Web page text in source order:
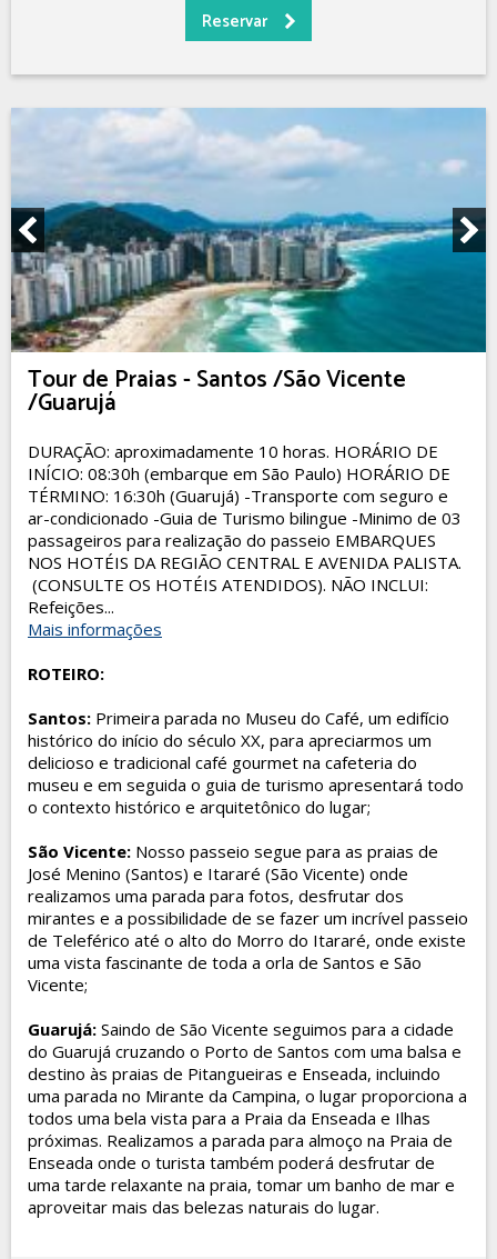
Tour de Praias - Santos /São Vicente
/Guarujá
DURAÇÃO: aproximadamente 10 horas. HORÁRIO DE
INÍCIO: 08:30h (embarque em São Paulo) HORÁRIO DE
TÉRMINO: 16:30h (Guarujá) -Transporte com seguro e
ar-condicionado -Guia de Turismo bilingue -Minimo de 03
passageiros para realização do passeio EMBARQUES
NOS HOTÉIS DA REGIÃO CENTRAL E AVENIDA PALISTA.
(CONSULTE OS HOTÉIS ATENDIDOS). NÃO INCLUI:
Refeições...
Mais informações
ROTEIRO:
Santos: Primeira parada no Museu do Café, um edifício
histórico do início do século XX, para apreciarmos um
delicioso e tradicional café gourmet na cafeteria do
museu e em seguida o guia de turismo apresentará todo
o contexto histórico e arquitetônico do lugar;
São Vicente: Nosso passeio segue para as praias de
José Menino (Santos) e Itararé (São Vicente) onde
realizamos uma parada para fotos, desfrutar dos
mirantes e a possibilidade de se fazer um incrível passeio
de Teleférico até o alto do Morro do Itararé, onde existe
uma vista fascinante de toda a orla de Santos e São
Vicente;
Guarujá: Saindo de São Vicente seguimos para a cidade
do Guarujá cruzando o Porto de Santos com uma balsa e
destino às praias de Pitangueiras e Enseada, incluindo
uma parada no Mirante da Campina, o lugar proporciona a
todos uma bela vista para a Praia da Enseada e Ilhas
próximas. Realizamos a parada para almoço na Praia de
Enseada onde o turista também poderá desfrutar de
uma tarde relaxante na praia, tomar um banho de mar e
aproveitar mais das belezas naturais do lugar.